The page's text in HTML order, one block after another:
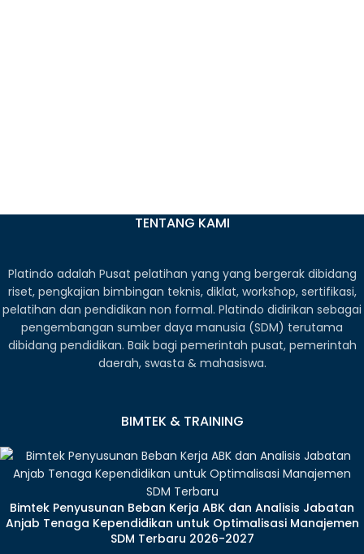
TENTANG KAMI
Platindo adalah Pusat pelatihan yang yang bergerak dibidang
riset, pengkajian bimbingan teknis, diklat, workshop, sertifikasi,
pelatihan dan pendidikan non formal. Platindo didirikan sebagai
pengembangan sumber daya manusia (SDM) terutama
dibidang pendidikan. Baik bagi pemerintah pusat, pemerintah
daerah, swasta & mahasiswa.
BIMTEK & TRAINING
Bimtek Penyusunan Beban Kerja ABK dan Analisis Jabatan
Anjab Tenaga Kependidikan untuk Optimalisasi Manajemen
SDM Terbaru 2026-2027